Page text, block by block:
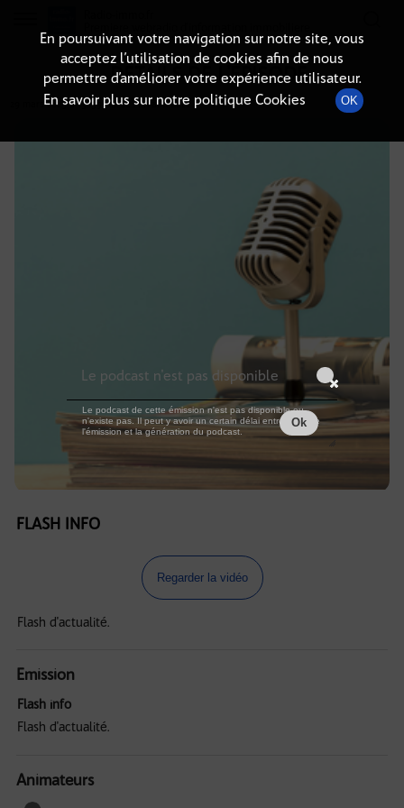
DÉTAILS DE L'ÉPISODE
29 mars 2025à 13h59 , durée : Invalid date
FLASH INFO
Regarder la vidéo
Flash d'actualité.
Emission
Flash info
Flash d'actualité.
Animateurs
En poursuivant votre navigation sur notre site, vous
acceptez l’utilisation de cookies afin de nous
permettre d’améliorer votre expérience utilisateur.
En savoir plus sur notre politique Cookies
OK
Le podcast n'est pas disponible
Le podcast de cette émission n'est pas disponible ou
n'existe pas. Il peut y avoir un certain délai entre la fin de
l'émission et la génération du podcast.
Ok